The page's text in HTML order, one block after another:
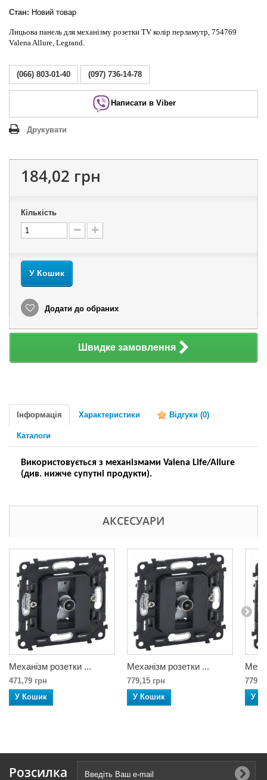
Стан: Новий товар
Лицьова панель для механізму розетки TV колір перламутр, 754769
Valena Allure, Legrand.
(066) 803-01-40 (097) 736-14-78
Написати в Viber
Друкувати
184,02 грн
Кількість
У Кошик
Додати до обраних
Швидке замовлення
Інформація Характеристики Відгуки (0)
Каталоги
Використовується з механізмами Valena Life/Allure
(див. нижче супутні продукти).
АКСЕСУАРИ
Механізм розетки ...
471,79 грн
У Кошик
Механізм розетки ...
779,15 грн
У Кошик
У
Розсилка